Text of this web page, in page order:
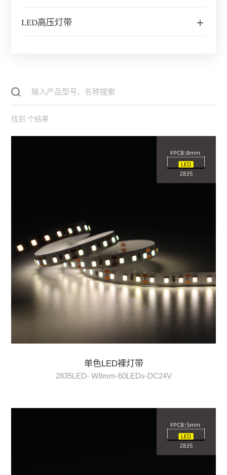
LED高压灯带
找到 个结果
单色LED裸灯带
2835LED- W8mm-60LEDs-DC24V